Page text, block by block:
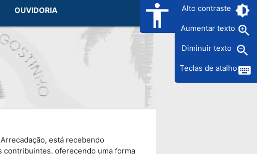
accessibility Alto contraste brightness_6
Aumentar texto zoom_in
Diminuir texto zoom_out
Teclas de atalhokeyboard
OUVIDORIA
está recebendo
contribuintes, oferecendo uma forma